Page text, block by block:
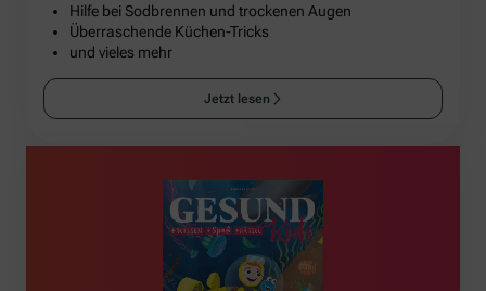
Hilfe bei Sodbrennen und trockenen Augen
Überraschende Küchen-Tricks
und vieles mehr
Jetzt lesen